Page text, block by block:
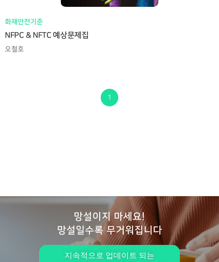
화재안전기준
NFPC & NFTC 예상문제집
오철호
1
망설이지 마세요!
망설일수록 무거워집니다
지속적으로 업데이트 되는